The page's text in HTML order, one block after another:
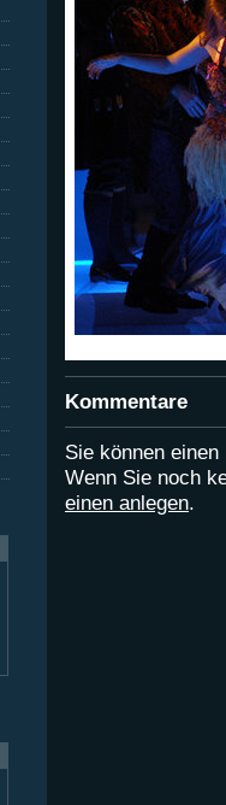
Kommentare
Sie können
Wenn Sie noch
einen anlegen.